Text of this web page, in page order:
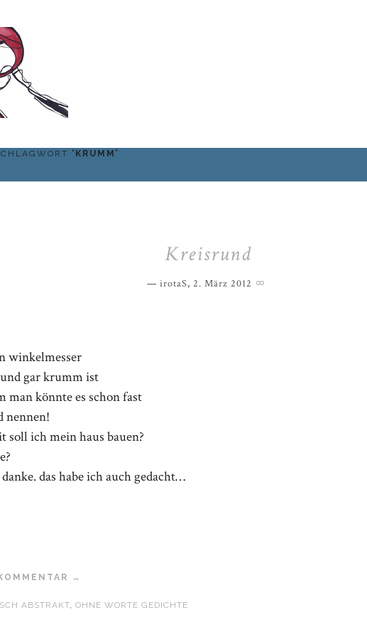
‘ KRUMM ’
Kreisrund
irotaS, 2. März 2012
winkelmesser
gar krumm ist
man könnte es schon fast
nennen!
soll ich mein haus bauen?
das habe ich auch gedacht…
→
ABSTRAKT,OHNE WORTE GEDICHTE